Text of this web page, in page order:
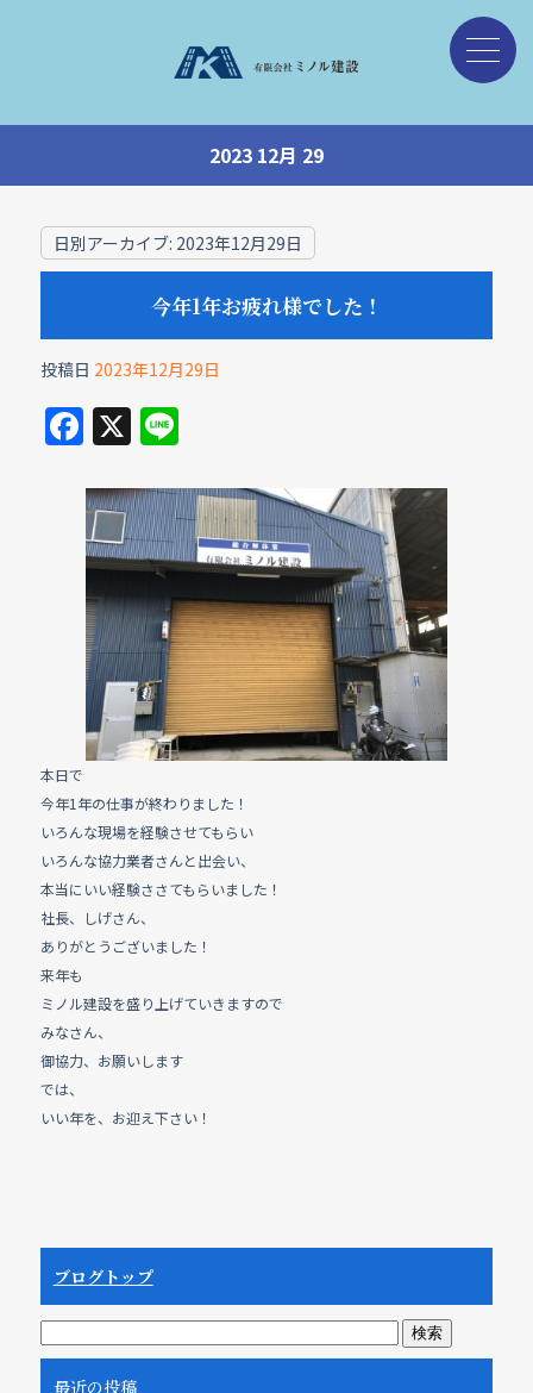
2023 12月 29
日別アーカイブ: 2023年12月29日
今年1年お疲れ様でした！
投稿日 2023年12月29日
F
c
e
b
o
o
k
X Li
e
本日で
今年1年の仕事が終わりました！
いろんな現場を経験させてもらい
いろんな協力業者さんと出会い、
本当にいい経験ささてもらいました！
社長、しげさん、
ありがとうございました！
来年も
ミノル建設を盛り上げていきますので
みなさん、
御協力、お願いします
では、
いい年を、お迎え下さい！
ブログトップ
最近の投稿